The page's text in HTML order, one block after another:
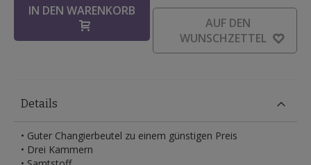
IN DEN WARENKORB
AUF DEN
WUNSCHZETTEL
Details
• Guter Changierbeutel zu einem günstigen Preis
• Drei Kammern